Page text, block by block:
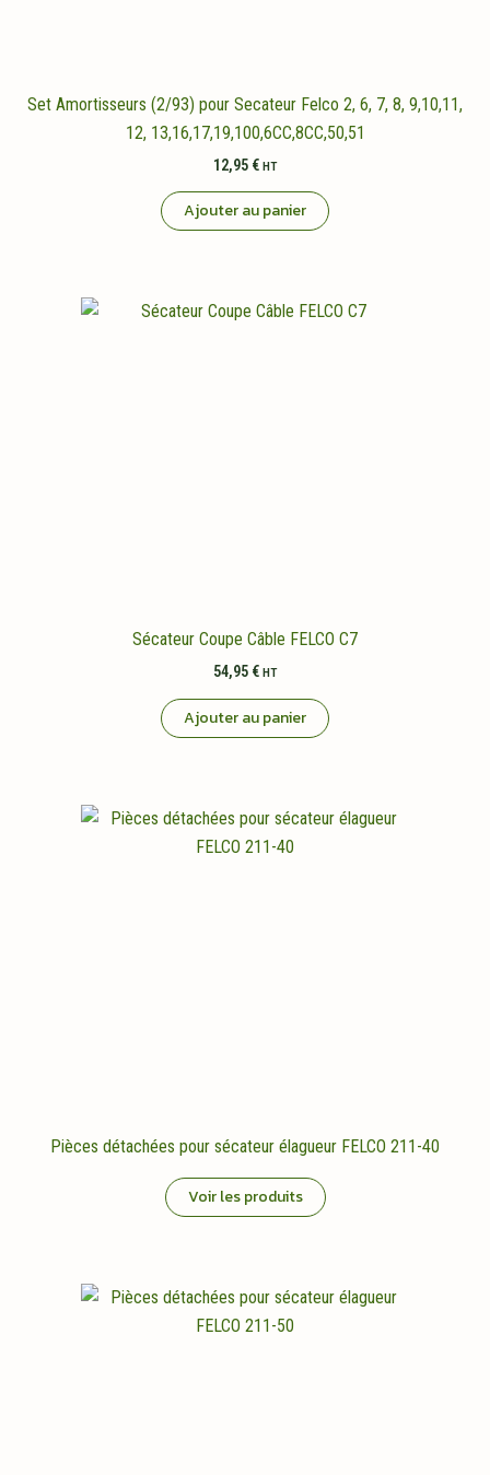
Set Amortisseurs (2/93) pour Secateur Felco 2, 6, 7, 8, 9,10,11,
12, 13,16,17,19,100,6CC,8CC,50,51
12,95 € HT
Ajouter au panier
Sécateur Coupe Câble FELCO C7
54,95 € HT
Ajouter au panier
Pièces détachées pour sécateur élagueur FELCO 211-40
Voir les produits